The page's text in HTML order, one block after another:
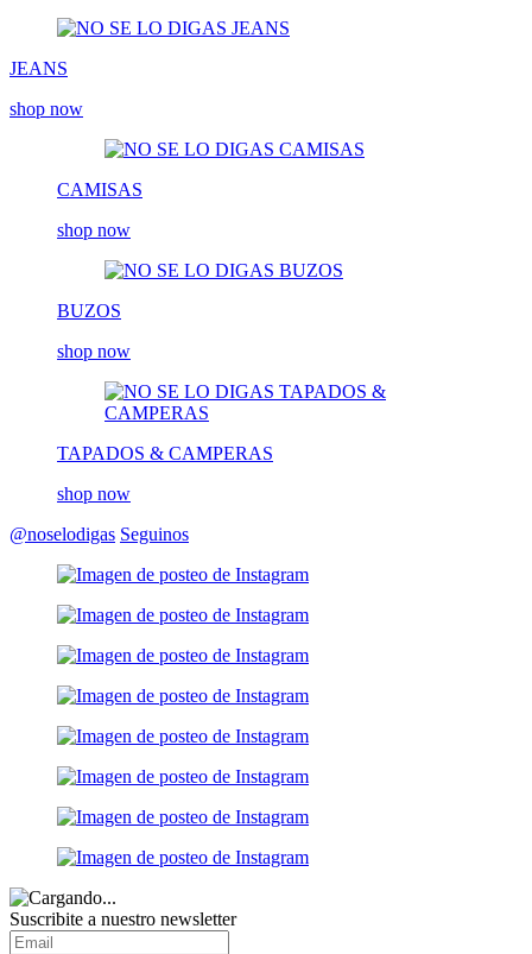
JEANS
shop now
CAMISAS
shop now
BUZOS
shop now
TAPADOS & CAMPERAS
shop now
@noselodigas Seguinos
Suscribite a nuestro newsletter